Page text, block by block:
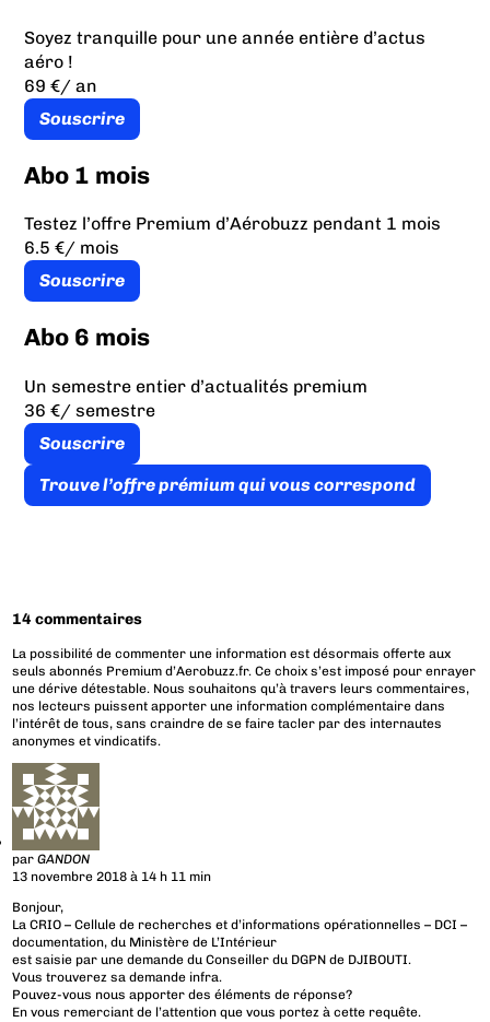
Soyez tranquille pour une année entière d’actus
aéro !
69 €/ an
Souscrire
Abo 1 mois
Testez l’offre Premium d’Aérobuzz pendant 1 mois
6.5 €/ mois
Souscrire
Abo 6 mois
Un semestre entier d’actualités premium
36 €/ semestre
Souscrire
Trouve l’offre prémium qui vous correspond
14 commentaires
La possibilité de commenter une information est désormais offerte aux
seuls abonnés Premium d’Aerobuzz.fr. Ce choix s’est imposé pour enrayer
une dérive détestable. Nous souhaitons qu’à travers leurs commentaires,
nos lecteurs puissent apporter une information complémentaire dans
l’intérêt de tous, sans craindre de se faire tacler par des internautes
anonymes et vindicatifs.
parGANDON
13 novembre 2018 à 14 h 11 min
Bonjour,
La CRIO – Cellule de recherches et d’informations opérationnelles – DCI –
documentation, du Ministère de L’Intérieur
est saisie par une demande du Conseiller du DGPN de DJIBOUTI.
Vous trouverez sa demande infra.
Pouvez-vous nous apporter des éléments de réponse?
En vous remerciant de l’attention que vous portez à cette requête.